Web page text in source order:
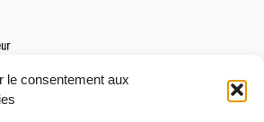
le consentement aux
en Apprentissage